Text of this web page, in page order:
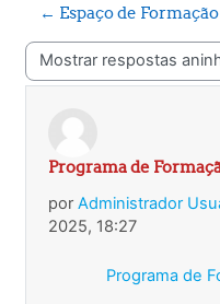
← Espaço de
Modo de visualização
Programa de
por Administrador
2025, 18:27
Número de respostas:
Programa de